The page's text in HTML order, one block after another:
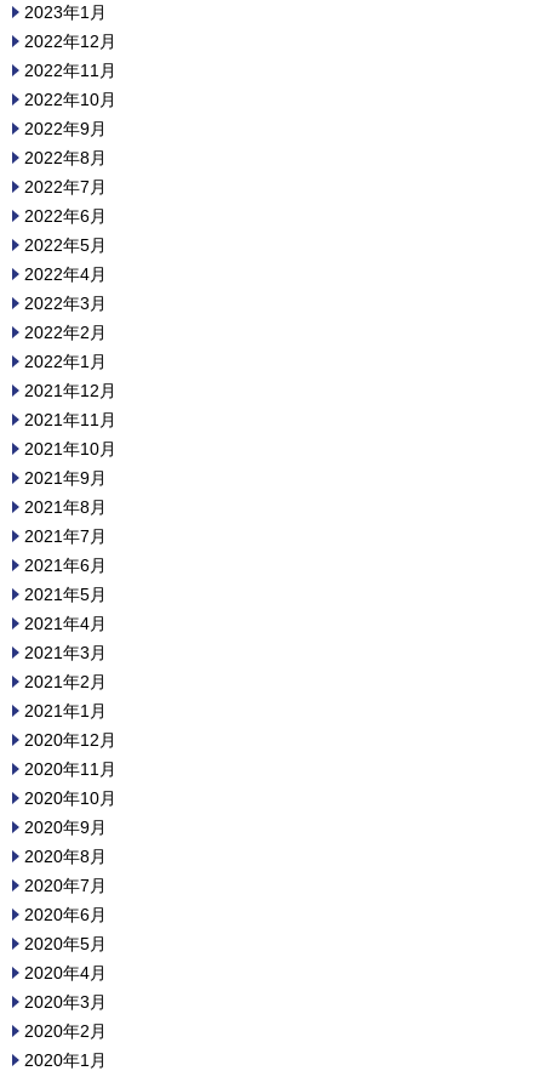
2023年1月
2022年12月
2022年11月
2022年10月
2022年9月
2022年8月
2022年7月
2022年6月
2022年5月
2022年4月
2022年3月
2022年2月
2022年1月
2021年12月
2021年11月
2021年10月
2021年9月
2021年8月
2021年7月
2021年6月
2021年5月
2021年4月
2021年3月
2021年2月
2021年1月
2020年12月
2020年11月
2020年10月
2020年9月
2020年8月
2020年7月
2020年6月
2020年5月
2020年4月
2020年3月
2020年2月
2020年1月